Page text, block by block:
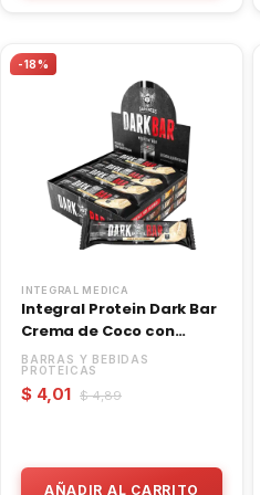
-18%
INTEGRAL MEDICA
Integral Protein Dark Bar
Crema de Coco con
Castaña
BARRAS Y BEBIDAS
PROTEICAS
$ 4,01 $ 4,89
AÑADIR AL CARRITO